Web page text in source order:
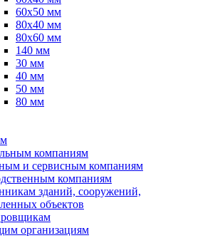
60х50 мм
80х40 мм
80х60 мм
140 мм
30 мм
40 мм
50 мм
80 мм
компаниям
и сервисным компаниям
компаниям
зданий, сооружений,
объектов
организациям